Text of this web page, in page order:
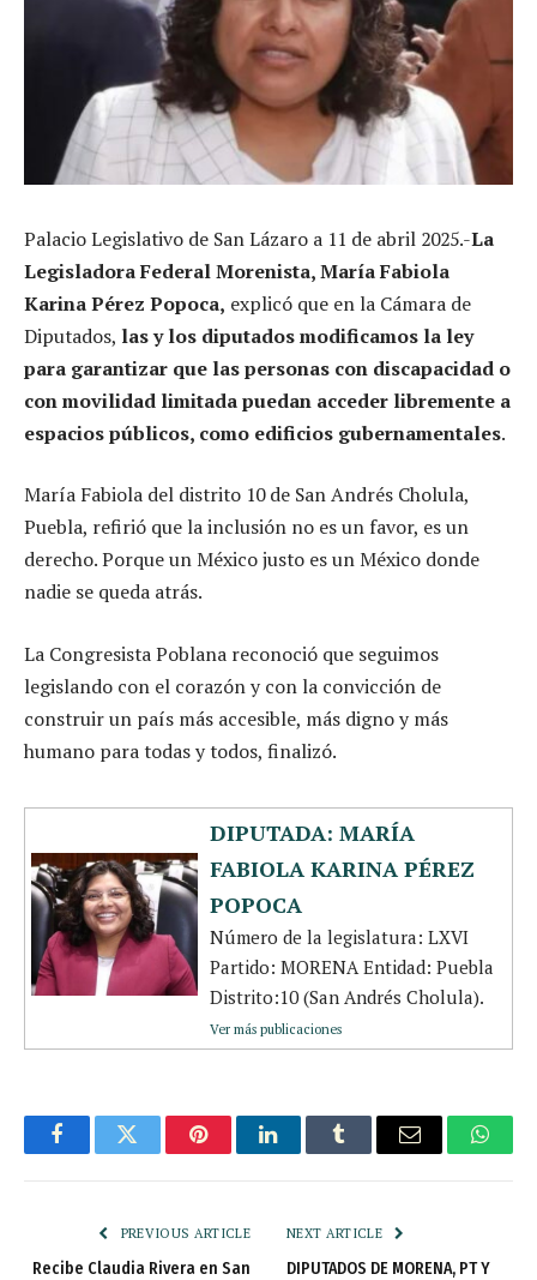
Palacio Legislativo de San Lázaro a 11 de abril 2025.-La
Legisladora Federal Morenista, María Fabiola
Karina Pérez Popoca, explicó que en la Cámara de
Diputados, las y los diputados modificamos la ley
para garantizar que las personas con discapacidad o
con movilidad limitada puedan acceder libremente a
espacios públicos, como edificios gubernamentales.
María Fabiola del distrito 10 de San Andrés Cholula,
Puebla, refirió que la inclusión no es un favor, es un
derecho. Porque un México justo es un México donde
nadie se queda atrás.
La Congresista Poblana reconoció que seguimos
legislando con el corazón y con la convicción de
construir un país más accesible, más digno y más
humano para todas y todos, finalizó.
DIPUTADA: MARÍA
FABIOLA KARINA PÉREZ
POPOCA
Número de la legislatura: LXVI
Partido: MORENA Entidad: Puebla
Distrito:10 (San Andrés Cholula).
Ver más publicaciones
FacebookTwitter PinterestLinkedInTumblr Email
PREVIOUS ARTICLE
Recibe Claudia Rivera en San
NEXT ARTICLE
DIPUTADOS DE MORENA, PT Y